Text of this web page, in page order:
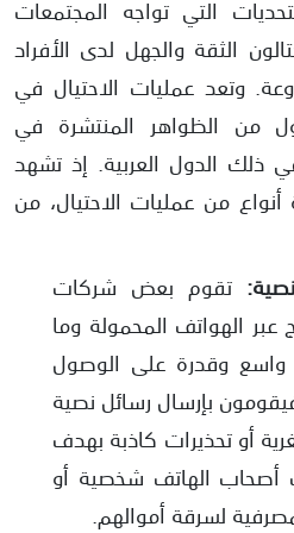
التي تواجه المجتمعات
الثقة والجهل لدى الأفراد
وتعد عمليات الاحتيال في
من الظواهر المنتشرة في
ذلك الدول العربية. إذ تشهد
أنواع من عمليات الاحتيال، من
تقوم بعض شركات
عبر الهواتف المحمولة وما
واسع وقدرة على الوصول
بإرسال رسائل نصية
أو تحذيرات كاذبة بهدف
الهاتف شخصية أو
لسرقة أموالهم.